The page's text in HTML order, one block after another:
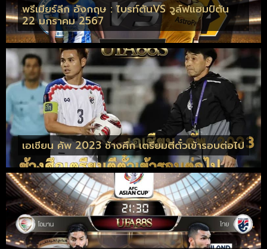
พรีเมียร์ลีก อังกฤษ : ไบรท์ตันVS วูล์ฟแฮมป์ตัน
22 มกราคม 2567
เอเชียน คัพ 2023 ช้างศึก เตรียมตีตั๋วเข้ารอบต่อไป